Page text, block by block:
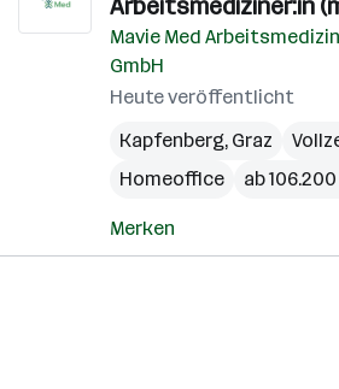
Arbeitsmediziner:in
Mavie Med
GmbH
Heute veröffentlicht
Kapfenberg, Graz
Homeoffice
ab
Merken